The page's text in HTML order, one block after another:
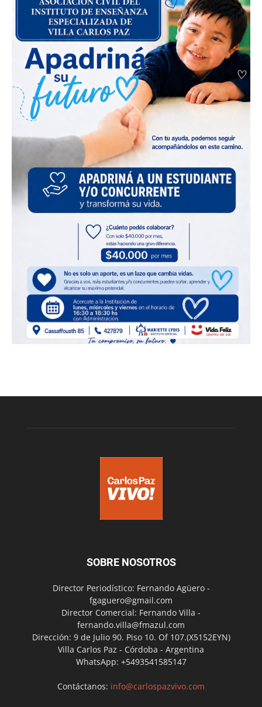
SOBRE NOSOTROS
Director Periodístico: Fernando Agüero -
fgaguero@gmail.com
Director Comercial: Fernando Villa -
fernando.villa@fmazul.com
Dirección: 9 de Julio 90. Piso 10. Of 107.(X5152EYN)
Villa Carlos Paz - Córdoba - Argentina
WhatsApp: +5493541585147
Contáctanos: info@carlospazvivo.com